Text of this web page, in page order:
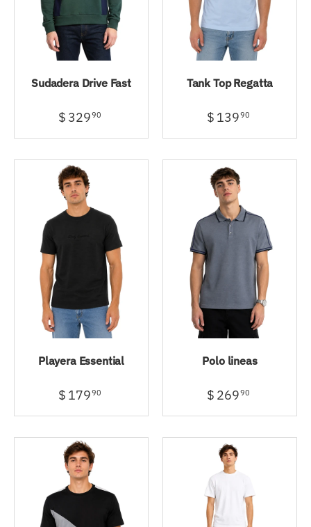
Sudadera Drive Fast
$ 32990
Tank Top Regatta
$ 13990
Playera Essential
$ 17990
Polo lineas
$ 26990